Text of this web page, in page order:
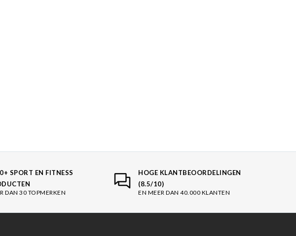
SPORT EN FITNESS
DAN 30 TOPMERKEN
HOGE KLANTBEOORDELINGEN
(8.5/10)
EN MEER DAN 40.000 KLANTEN